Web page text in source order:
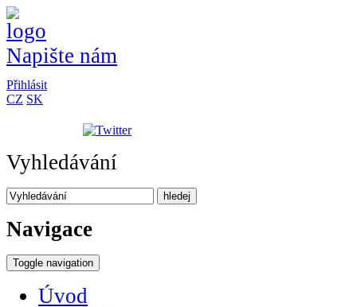
Napište nám
Přihlásit
CZ SK
Vyhledávání
hledej
Navigace
Toggle navigation
Úvod